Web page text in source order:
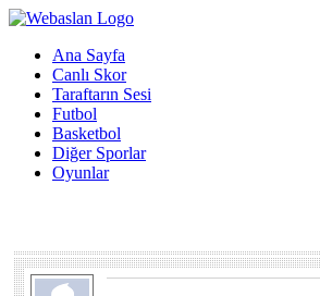
Ana Sayfa
Canlı Skor
Taraftarın Sesi
Futbol
Basketbol
Diğer Sporlar
Oyunlar